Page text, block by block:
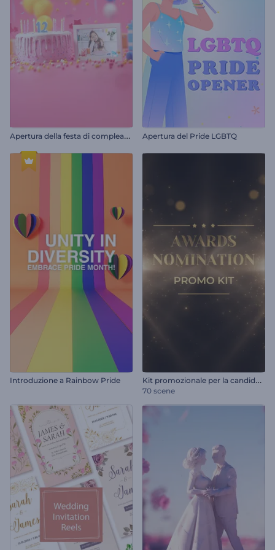
A
pertura della festa di compleanno Apertura del Pride LGBTQ
Introduzione a Rainbow Pride K
it promozionale per la candidatura ai premi
70 scene